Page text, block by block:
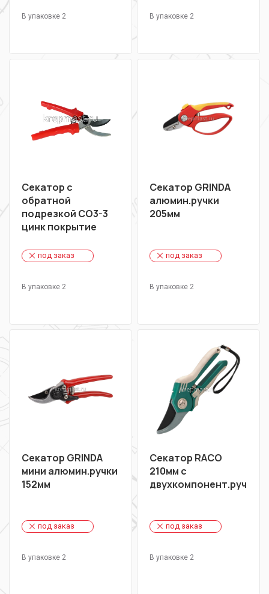
В упаковке 2 В упаковке 2
Секатор с
обратной
подрезкой СО3-3
цинк покрытие
под заказ
В упаковке 2
Секатор GRINDA
алюмин.ручки
205мм
под заказ
В упаковке 2
Секатор GRINDA
мини алюмин.ручки
152мм
под заказ
В упаковке 2
Секатор RACO
210мм с
под заказ
В упаковке 2